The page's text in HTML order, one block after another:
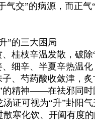
气交”的病源，而正
”的三大困局
桂枝辛温发散，破
、细辛、半夏辛热温
、芍药酸收敛津，
的精神——在祛邪同时
证可视为“升”卦阳
寒化饮、开阖有度